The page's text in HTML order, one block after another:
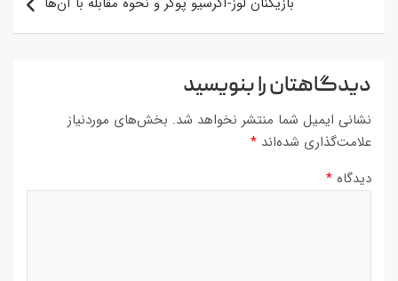
دیدگاهتان را بنویسید
نشانی ایمیل شما منتشر نخواهد شد. بخش‌های موردنیاز
علامت‌گذاری شده‌اند *
دیدگاه *